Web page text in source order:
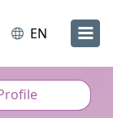
EN